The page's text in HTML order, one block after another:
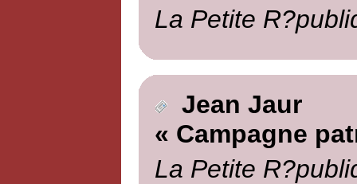
La Petite
Jean Jaur
« Campagne
La Petite